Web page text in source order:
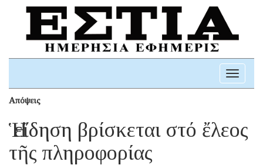
Toggle
Απόψεις
Ἡ εἴδηση βρίσκεται στό ἔλεος
τῆς πληροφορίας